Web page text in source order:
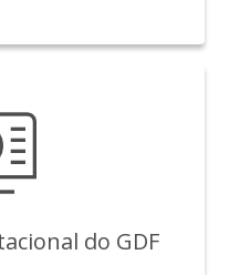
do GDF